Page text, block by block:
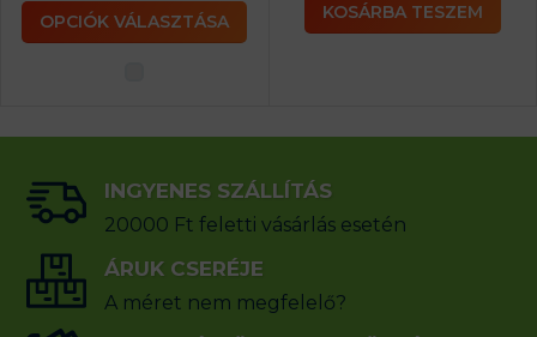
OPCIÓK VÁLASZTÁSA KOSÁRBA TESZEM
INGYENES SZÁLLÍTÁS
20000 Ft feletti vásárlás esetén
ÁRUK CSERÉJE
A méret nem megfelelő?